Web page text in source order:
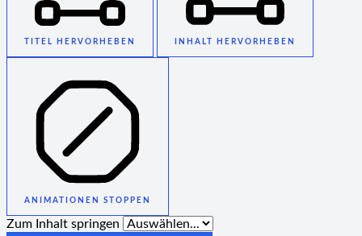
TITEL HERVORHEBEN INHALT HERVORHEBEN
ANIMATIONEN STOPPEN
Zum Inhalt springen